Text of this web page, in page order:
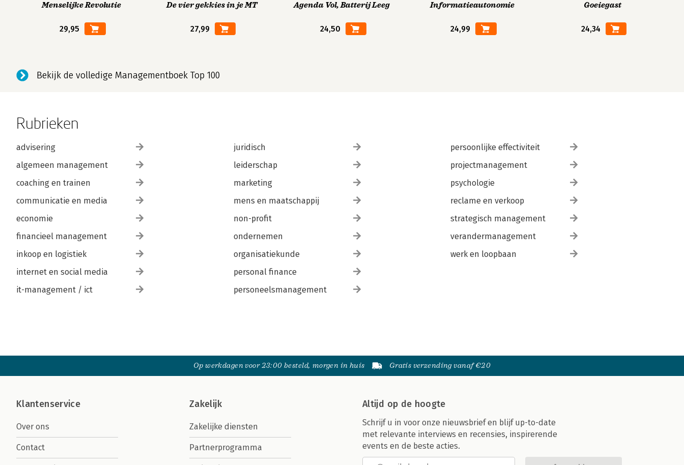
Menselijke Revolutie
29,95
De vier gekkies in je MT
27,99
Agenda Vol, Batterij Leeg
24,50
Informatieautonomie
24,99
Goeiegast
24,34
Bekijk de volledige Managementboek Top 100
Rubrieken
advisering
algemeen management
coaching en trainen
communicatie en media
economie
financieel management
inkoop en logistiek
internet en social media
it-management / ict
juridisch
leiderschap
marketing
mens en maatschappij
non-profit
ondernemen
organisatiekunde
personal finance
personeelsmanagement
persoonlijke effectiviteit
projectmanagement
psychologie
reclame en verkoop
strategisch management
verandermanagement
werk en loopbaan
Op werkdagen voor 23:00 besteld, morgen in huis Gratis verzending vanaf €20
Klantenservice
Over ons
Contact
Zakelijk
Zakelijke diensten
Partnerprogramma
Altijd op de hoogte
Schrijf u in voor onze nieuwsbrief en blijf up-to-date
met relevante interviews en recensies, inspirerende
events en de beste acties.